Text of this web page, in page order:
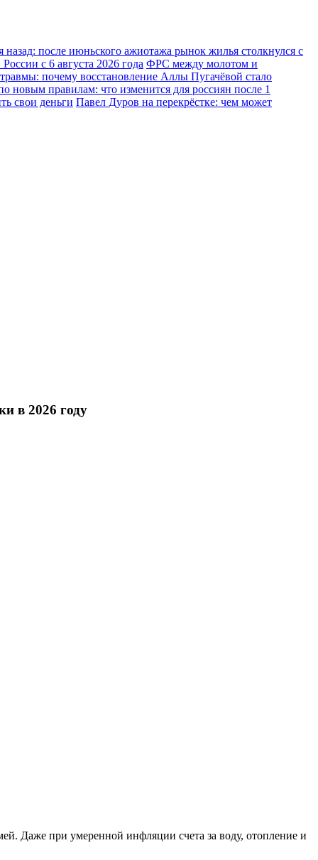
после июньского ажиотажа рынок жилья столкнулся с
с 6 августа 2026 года ФРС между молотом и
почему восстановление Аллы Пугачёвой стало
новым правилам: что изменится для россиян после 1
свои деньги Павел Дуров на перекрёстке: чем может
в 2026 году
Даже при умеренной инфляции счета за воду, отопление и